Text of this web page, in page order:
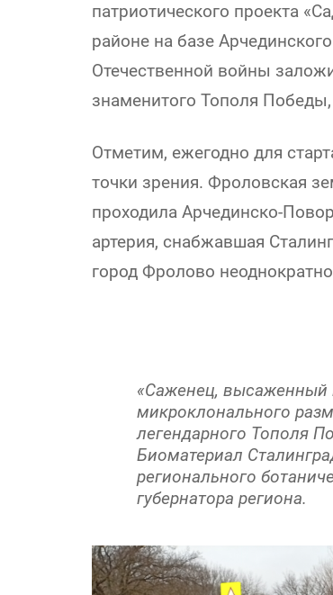
патриотического проекта
районе на базе
Отечественной войны
знаменитого Тополя
Отметим, ежегодно для
точки зрения. Фроловская
проходила Арчединско-
артерия, снабжавшая
город Фролово
«Саженец, высаженный
микроклонального
легендарного Тополя
Биоматериал
регионального
губернатора региона.